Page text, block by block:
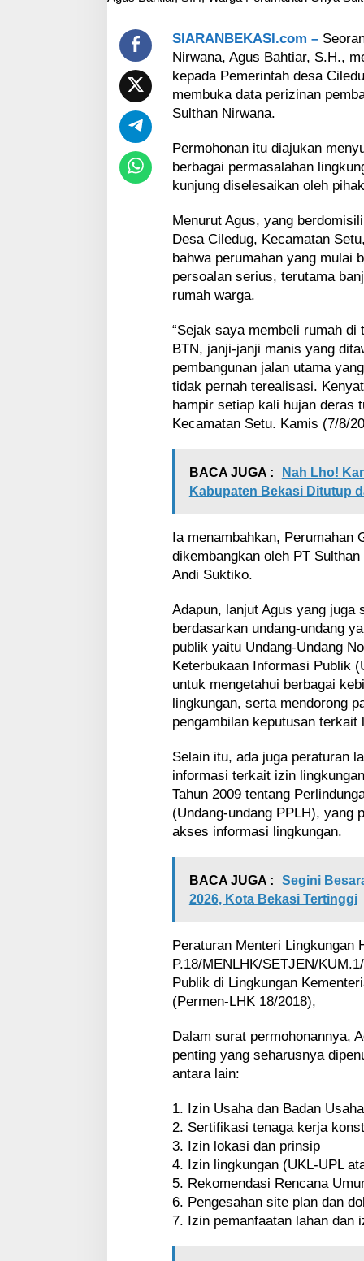
L
g
a
l
i
s
P
e
u
m
h
a
n
r
y
a
S
u
l
a
n
N
w
a
n
S
e
t
u
SIARANBEKASI.com –
Nirwana, Agus Bahtiar, S.H.,
kepada Pemerintah desa
membuka data perizinan
Sulthan Nirwana.
Permohonan itu diajukan
berbagai permasalahan
kunjung diselesaikan oleh
Menurut Agus, yang
Desa Ciledug, Kecamatan
bahwa perumahan yang mulai
persoalan serius, terutama
rumah warga.
“Sejak saya membeli rumah
BTN, janji-janji manis yang
pembangunan jalan utama
tidak pernah terealisasi.
hampir setiap kali hujan deras
Kecamatan Setu. Kamis (7/8/
BACA JUGA :
Nah Lho!
Kabupaten Bekasi Ditutup
Ia menambahkan, Perumahan
dikembangkan oleh PT
Andi Suktiko.
Adapun, lanjut Agus yang juga
berdasarkan undang-undang
publik yaitu Undang-Undang
Keterbukaan Informasi Publik
untuk mengetahui berbagai
lingkungan, serta mendorong
pengambilan keputusan terkait
Selain itu, ada juga peraturan
informasi terkait izin
Tahun 2009 tentang
(Undang-undang PPLH), yang
akses informasi lingkungan.
BACA JUGA :
Segini
2026, Kota Bekasi Tertinggi
Peraturan Menteri Lingkungan
P.18/MENLHK/SETJEN/
Publik di Lingkungan
(Permen-LHK 18/2018),
Dalam surat permohonannya,
penting yang seharusnya
antara lain:
1. Izin Usaha dan Badan Usaha
2. Sertifikasi tenaga kerja
3. Izin lokasi dan prinsip
4. Izin lingkungan (UKL-UPL
5. Rekomendasi Rencana
6. Pengesahan site plan dan
7. Izin pemanfaatan lahan dan